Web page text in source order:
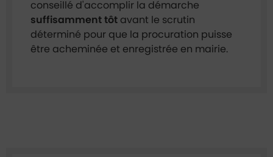
conseillé d'accomplir la démarche
suffisamment tôt avant le scrutin
déterminé pour que la procuration puisse
être acheminée et enregistrée en mairie.